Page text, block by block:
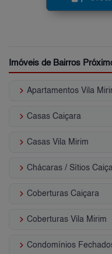
Imóveis de Bairros
keyboard_arrow_right Apartamentos Vila
keyboard_arrow_right Casas Caiçara
keyboard_arrow_right Casas Vila Mirim
keyboard_arrow_right Chácaras / Sítios
keyboard_arrow_right Coberturas Caiçara
keyboard_arrow_right Coberturas Vila Mirim
keyboard_arrow_right Condomínios